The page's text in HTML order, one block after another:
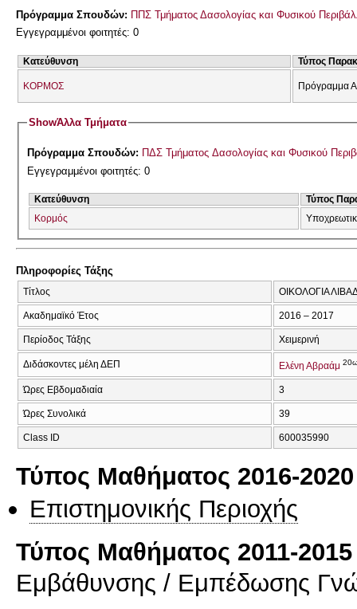
Πρόγραμμα Σπουδών: ΠΠΣ Τμήματος Δασολογίας και Φυσικού
Εγγεγραμμένοι φοιτητές: 0
Κατεύθυνση Τύπος
ΚΟΡΜΟΣ Πρόγραμμα
ShowΆλλα Τμήματα
Πρόγραμμα Σπουδών: ΠΔΣ Τμήματος Δασολογίας και Φυσικού
Εγγεγραμμένοι φοιτητές: 0
Κατεύθυνση
Τύπος
Κορμός
Πληροφορίες Τάξης
Τίτλος ΟΙΚΟΛΟΓΙΑ
Ακαδημαϊκό Έτος 2016 – 2017
Περίοδος Τάξης Χειμερινή
Διδάσκοντες μέλη ΔΕΠ Ελένη Αβραάμ
Ώρες Εβδομαδιαία 3
Ώρες Συνολικά 39
Class ID 600035990
Τύπος Μαθήματος 2016-2020
Επιστημονικής Περιοχής
Τύπος Μαθήματος 2011-2015
Εμβάθυνσης / Εμπέδωσης